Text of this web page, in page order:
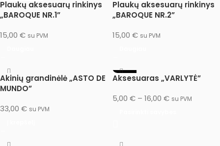
IŠPARDUOTA
Plaukų aksesuarų rinkinys
„BAROQUE NR.1”
15,00 € su PVM
IŠPARDUOTA
Plaukų aksesuarų rinkinys
„BAROQUE NR.2”
15,00 € su PVM
Akinių grandinėlė „ASTO DE
MUNDO”
33,00 € su PVM
-69%
Aksesuaras „VARLYTĖ”
5,00 € – 16,00 € su PVM